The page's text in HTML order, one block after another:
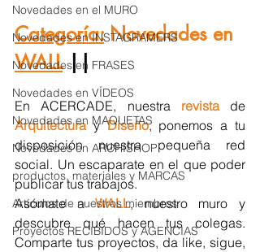
Novedades en el MURO
Novedades en INSTAGRAMERS
Novedades en FRASES
Novedades en VÍDEOS
Novedades en MAQUETAS
Novedades en ARCHISHOP
productos, materiales y MARCAS
Artículos de nuestros miembros
Proyectos RECIBIDOS y AGENCIAS
Categoría: Novedades en
WALL ||
En ACERCADE, nuestra revista
Arquitectura y Diseño, ponemos a tu
disposición nuestra pequeña red
social. Un escaparate en el que poder
publicar tus trabajos.
Asómate a WALL, nuestro muro y
descubre qué hacen tus colegas.
Comparte tus proyectos, da like, sigue,